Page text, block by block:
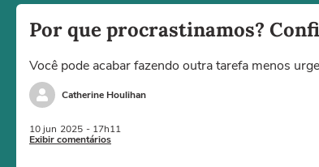
Por que procrastinamos?
Você pode acabar fazendo outra tarefa menos
Catherine Houlihan
10 jun 2025 - 17h11
Exibir comentários